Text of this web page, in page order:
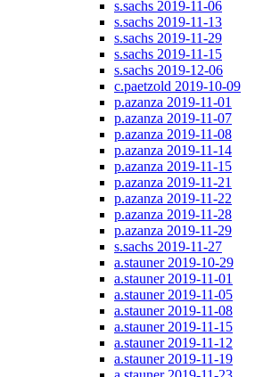
s.sachs 2019-11-06
s.sachs 2019-11-13
s.sachs 2019-11-29
s.sachs 2019-11-15
s.sachs 2019-12-06
c.paetzold 2019-10-09
p.azanza 2019-11-01
p.azanza 2019-11-07
p.azanza 2019-11-08
p.azanza 2019-11-14
p.azanza 2019-11-15
p.azanza 2019-11-21
p.azanza 2019-11-22
p.azanza 2019-11-28
p.azanza 2019-11-29
s.sachs 2019-11-27
a.stauner 2019-10-29
a.stauner 2019-11-01
a.stauner 2019-11-05
a.stauner 2019-11-08
a.stauner 2019-11-15
a.stauner 2019-11-12
a.stauner 2019-11-19